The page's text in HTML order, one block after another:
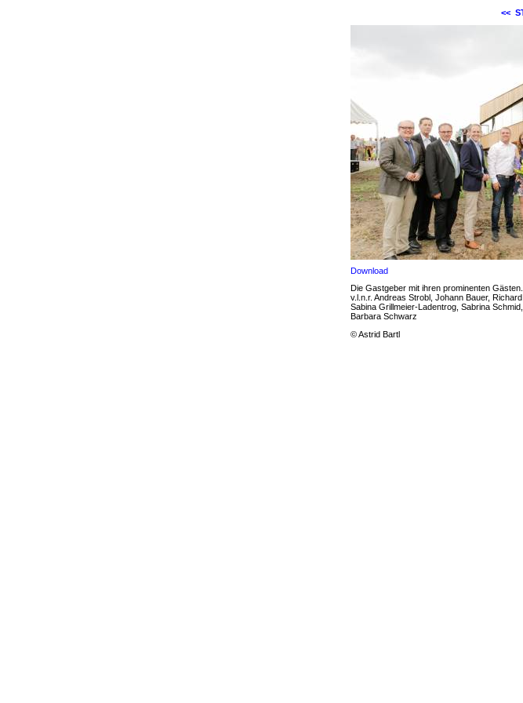
<<
Download
Die Gastgeber mit ihren prominenten Gästen.
v.l.n.r. Andreas Strobl, Johann Bauer,
Sabina Grillmeier-Ladentrog, Sabrina
Barbara Schwarz
© Astrid Bartl